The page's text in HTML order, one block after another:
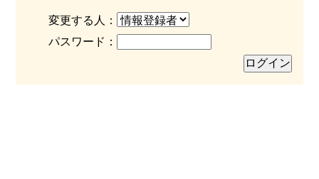
変更する人：
パスワード：